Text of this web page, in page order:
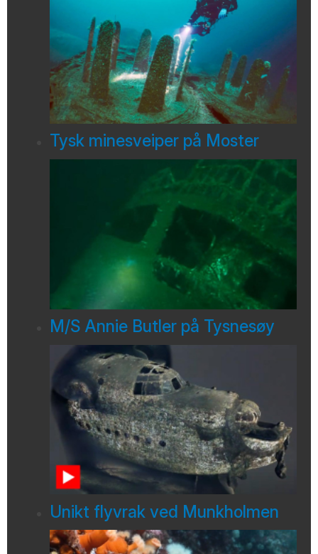
Tysk minesveiper på Moster
M/S Annie Butler på Tysnesøy
Unikt flyvrak ved Munkholmen